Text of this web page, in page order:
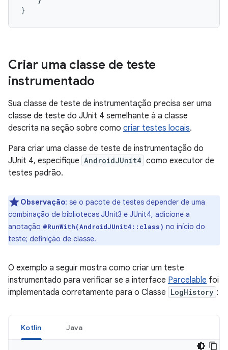
}
Criar uma classe de teste
instrumentado
Sua classe de teste de instrumentação precisa ser uma
classe de teste do JUnit 4 semelhante à a classe
descrita na seção sobre como criar testes locais.
Para criar uma classe de teste de instrumentação do
JUnit 4, especifique AndroidJUnit4 como executor de
testes padrão.
Observação: se o pacote de testes depender de uma
combinação de bibliotecas JUnit3 e JUnit4, adicione a
anotação @RunWith(AndroidJUnit4::class) no início do
teste; definição de classe.
O exemplo a seguir mostra como criar um teste
instrumentado para verificar se a interface Parcelable foi
implementada corretamente para o Classe LogHistory :
Kotlin Java